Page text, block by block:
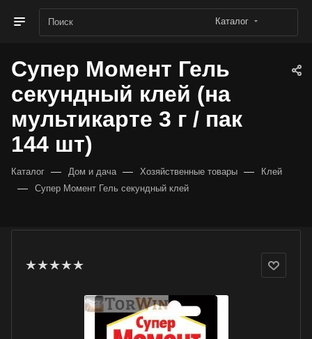
Каталог
Супер Момент Гель
секундный клей (на
мультикарте 3 г / пак
144 шт)
Каталог — Дом и дача — Хозяйственные товары — Клей
— Супер Момент Гель секундный клей